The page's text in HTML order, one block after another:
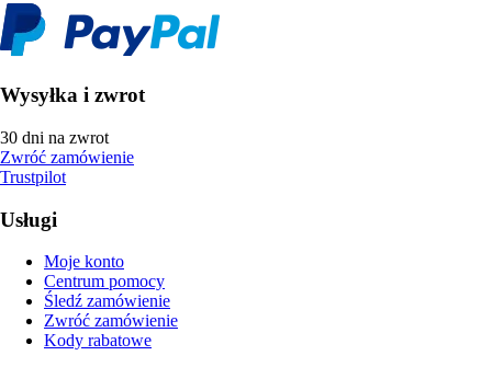
Wysyłka i zwrot
30 dni na zwrot
Zwróć zamówienie
Trustpilot
Usługi
Moje konto
Centrum pomocy
Śledź zamówienie
Zwróć zamówienie
Kody rabatowe